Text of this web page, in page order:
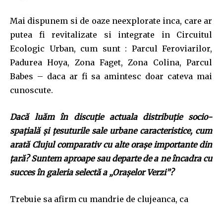
Mai dispunem si de oaze neexplorate inca, care ar
putea fi revitalizate si integrate in Circuitul
Ecologic Urban, cum sunt : Parcul Feroviarilor,
Padurea Hoya, Zona Faget, Zona Colina, Parcul
Babes – daca ar fi sa amintesc doar cateva mai
cunoscute.
Dacă luăm în discuţie actuala distribuţie socio-
spaţială şi ţesuturile sale urbane caracteristice, cum
arată Clujul comparativ cu alte oraşe importante din
ţară? Suntem aproape sau departe de a ne încadra cu
succes în galeria selectă a „Oraşelor Verzi”?
Trebuie sa afirm cu mandrie de clujeanca, ca